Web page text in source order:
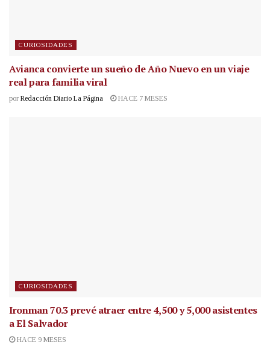
CURIOSIDADES
Avianca convierte un sueño de Año Nuevo en un viaje
real para familia viral
por Redacción Diario La Página HACE 7 MESES
CURIOSIDADES
Ironman 70.3 prevé atraer entre 4,500 y 5,000 asistentes
a El Salvador
HACE 9 MESES